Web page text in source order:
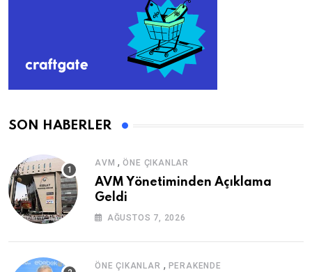
SON HABERLER
AVM ,ÖNE ÇIKANLAR
AVM Yönetiminden Açıklama
Geldi
AĞUSTOS 7, 2026
ÖNE ÇIKANLAR , PERAKENDE